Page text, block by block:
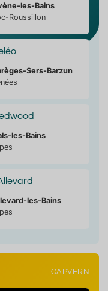
les-Bains
Roussillon
Sers-Barzun
les-Bains
les-Bains
CAPVERN